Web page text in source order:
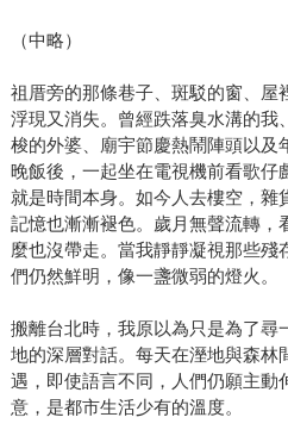
（中略）
祖厝旁的那條巷子、斑駁的窗、屋
浮現又消失。曾經跌落臭水溝的我
梭的外婆、廟宇節慶熱鬧陣頭以
晚飯後，一起坐在電視機前看歌仔
就是時間本身。如今人去樓空，雜
記憶也漸漸褪色。歲月無聲流轉，
麼也沒帶走。當我靜靜凝視那些殘
們仍然鮮明，像一盞微弱的燈火。
搬離台北時，我原以為只是為了尋
地的深層對話。每天在溼地與森林
遇，即使語言不同，人們仍願主動
意，是都市生活少有的溫度。